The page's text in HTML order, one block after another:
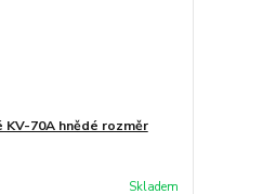
KV-70A hnědé rozměr
Skladem